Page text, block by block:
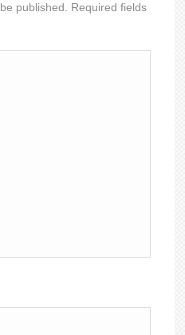
published. Required fields